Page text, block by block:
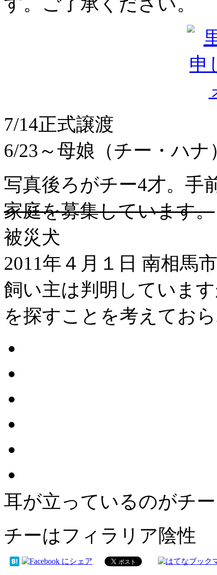
7/14正式譲渡
6/23～母娘（チー・ハ
写真後ろがチー4才。手
家庭を募集しています。
被災犬
2011年４月１日 南相馬
飼い主は判明していま
を探すことを考えてお
耳が立っているのがチ
チーはフィラリア陰性